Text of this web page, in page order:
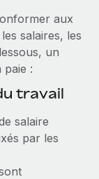
en
toute
aux
salaires, les
un
paie :
travail
salaire
par les